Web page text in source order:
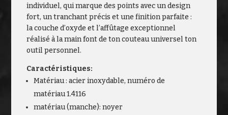
individuel, qui marque des points avec un design
fort, un tranchant précis et une finition parfaite :
la couche d’oxyde et l’affûtage exceptionnel
réalisé à la main font de ton couteau universel ton
outil personnel.
Caractéristiques:
Matériau : acier inoxydable, numéro de
matériau 1.4116
matériau (manche): noyer